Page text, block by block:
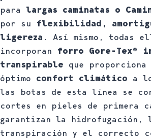
para largas caminatas o
por su flexibilidad,
ligereza . Así mismo, todas
incorporan forro Gore-Tex®
transpirable que
óptimo confort climático a
las botas de esta línea se
cortes en pieles de primera
garantizan la hidrofugación,
transpiración y el correcto